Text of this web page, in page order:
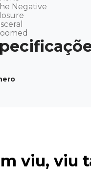
Negative
viu, viu